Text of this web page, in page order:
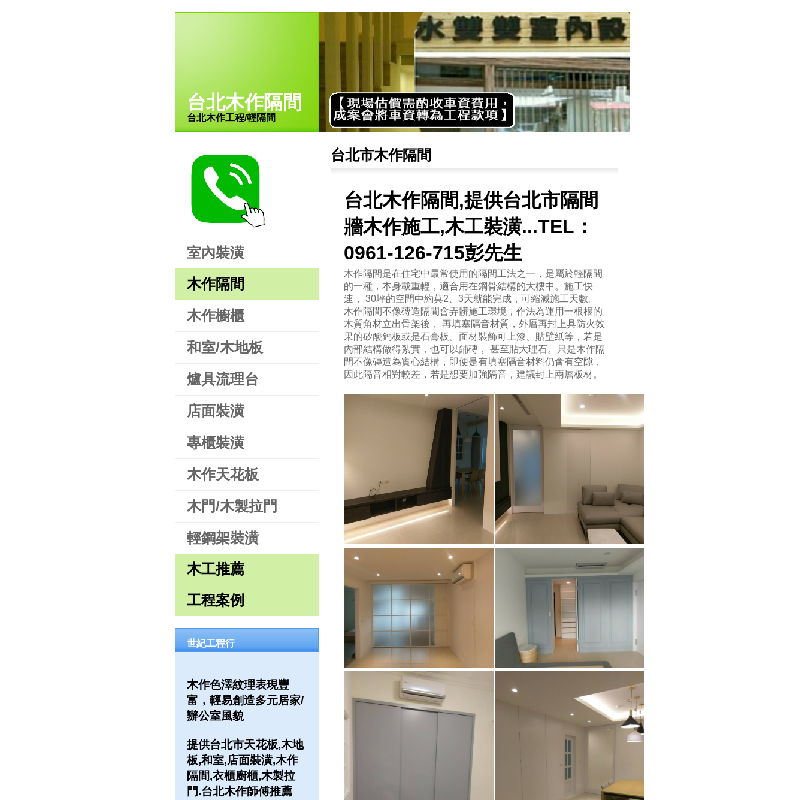
台北木作隔間
台北木作工程/輕隔間
室內裝潢
木作隔間
木作櫥櫃
和室/木地板
爐具流理台
店面裝潢
專櫃裝潢
木作天花板
木門/木製拉門
輕鋼架裝潢
木工推薦
工程案例
世紀工程行
木作色澤紋理表現豐
富，輕易創造多元居家/
辦公室風貌
提供台北市天花板,木地
板,和室,店面裝潢,木作
隔間,衣櫃廚櫃,木製拉
門.台北木作師傅推薦
台北市木作隔間
台北木作隔間,提供台北市隔間
牆木作施工,木工裝潢...TEL：
0961-126-715彭先生
木作隔間是在住宅中最常使用的隔間工法之一，是屬於輕隔間
的一種，本身載重輕，適合用在鋼骨結構的大樓中。施工快
速， 30坪的空間中約莫2、3天就能完成，可縮減施工天數。
木作隔間不像磚造隔間會弄髒施工環境，作法為運用一根根的
木質角材立出骨架後， 再填塞隔音材質，外層再封上具防火效
果的矽酸鈣板或是石膏板。面材裝飾可上漆、貼壁紙等，若是
內部結構做得紮實，也可以鋪磚， 甚至貼大理石。只是木作隔
間不像磚造為實心結構，即便是有填塞隔音材料仍會有空隙，
因此隔音相對較差，若是想要加強隔音，建議封上兩層板材。